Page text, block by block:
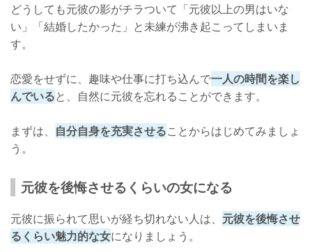
どうしても元彼の影がチラついて「元彼以上の男はいな
い」「結婚したかった」と未練が沸き起こってしまいま
す。
恋愛をせずに、趣味や仕事に打ち込んで一人の時間を楽し
んでいると、自然に元彼を忘れることができます。
まずは、 自分自身を充実させることからはじめてみましょ
う。
元彼を後悔させるくらいの女になる
元彼に振られて思いが経ち切れない人は、 元彼を後悔させ
るくらい魅力的な女になりましょう。